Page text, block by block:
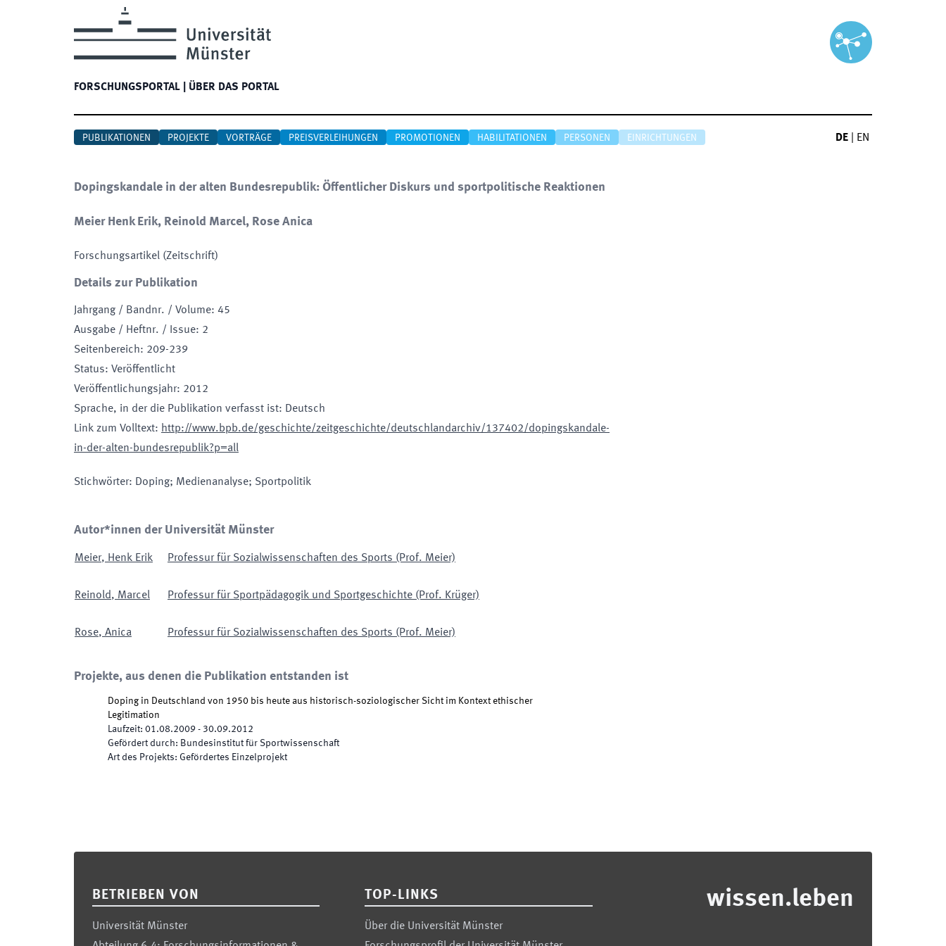
FORSCHUNGSPORTAL ÜBER DAS PORTAL
PUBLIKATIONEN PROJEKTE VORTRÄGE PREISVERLEIHUNGEN PROMOTIONEN HABILITATIONEN PERSONEN EINRICHTUNGEN DE EN
Dopingskandale in der alten Bundesrepublik: Öffentlicher Diskurs und sportpolitische Reaktionen
Meier Henk Erik, Reinold Marcel, Rose Anica
Forschungsartikel (Zeitschrift)
Details zur Publikation
Jahrgang / Bandnr. / Volume: 45
Ausgabe / Heftnr. / Issue: 2
Seitenbereich: 209-239
Status: Veröffentlicht
Veröffentlichungsjahr: 2012
Sprache, in der die Publikation verfasst ist: Deutsch
Link zum Volltext: http://www.bpb.de/geschichte/zeitgeschichte/deutschlandarchiv/137402/dopingskandale-
in-der-alten-bundesrepublik?p=all
Stichwörter: Doping; Medienanalyse; Sportpolitik
Autor*innen der Universität Münster
Meier, Henk Erik Professur für Sozialwissenschaften des Sports (Prof. Meier)
Reinold, Marcel Professur für Sportpädagogik und Sportgeschichte (Prof. Krüger)
Rose, Anica Professur für Sozialwissenschaften des Sports (Prof. Meier)
Projekte, aus denen die Publikation entstanden ist
Doping in Deutschland von 1950 bis heute aus historisch-soziologischer Sicht im Kontext ethischer
Legitimation
Laufzeit: 01.08.2009 - 30.09.2012
Gefördert durch: Bundesinstitut für Sportwissenschaft
Art des Projekts: Gefördertes Einzelprojekt
BETRIEBEN VON
Universität Münster
TOP-LINKS
Über die Universität Münster
wissen.leben